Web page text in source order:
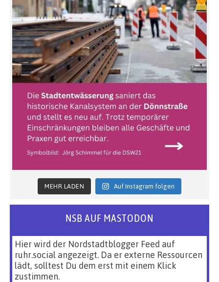
MEHR LADEN Auf Instagram folgen
NSB AUF MASTODON
Hier wird der Nordstadtblogger Feed auf
ruhr.social angezeigt. Da er externe Ressourcen
lädt, solltest Du dem erst mit einem Klick
zustimmen.